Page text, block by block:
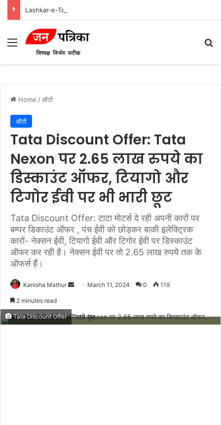
Menu
Home /ऑटो
ऑटो
Tata Discount Offer: Tata
Nexon पर 2.65 लाख रुपये का
डिस्काउंट ऑफर, टियागो और
टिगोर ईवी पर भी भारी छूट
Tata Discount Offer: टाटा मोटर्स दे रही अपनी कारों पर
बम्पर डिकाउंट ऑफर , पंच ईवी को छोड़कर बाकी इलेक्ट्रिक
कारों- नेक्सन ईवी, टियागो ईवी और टिगोर ईवी पर डिस्काउंट
ऑफर कर रही है। नेक्सन ईवी पर तो 2.65 लाख रुपये तक के
ऑफर्स हैं।
Kanisha Mathur
Send March 11, 2024 0 119
2 minutes read
Tata Discount Offer